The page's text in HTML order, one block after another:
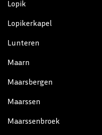
Lopik
Lopikerkapel
Lunteren
Maarn
Maarsbergen
Maarssen
Maarssenbroek